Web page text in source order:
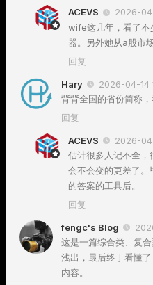
ACEVS
2026-
wife这几年，看了不
器。另外她从a股市
回复
Hary
2026-04-14
背背全国的省份简称
回复
ACEVS
2026-
估计很多人记不全
会不会变的更差了
的答案的工具后。
回复
fengc's Blog
这是一篇综合类、复
浅出，最后终于看懂
内容。